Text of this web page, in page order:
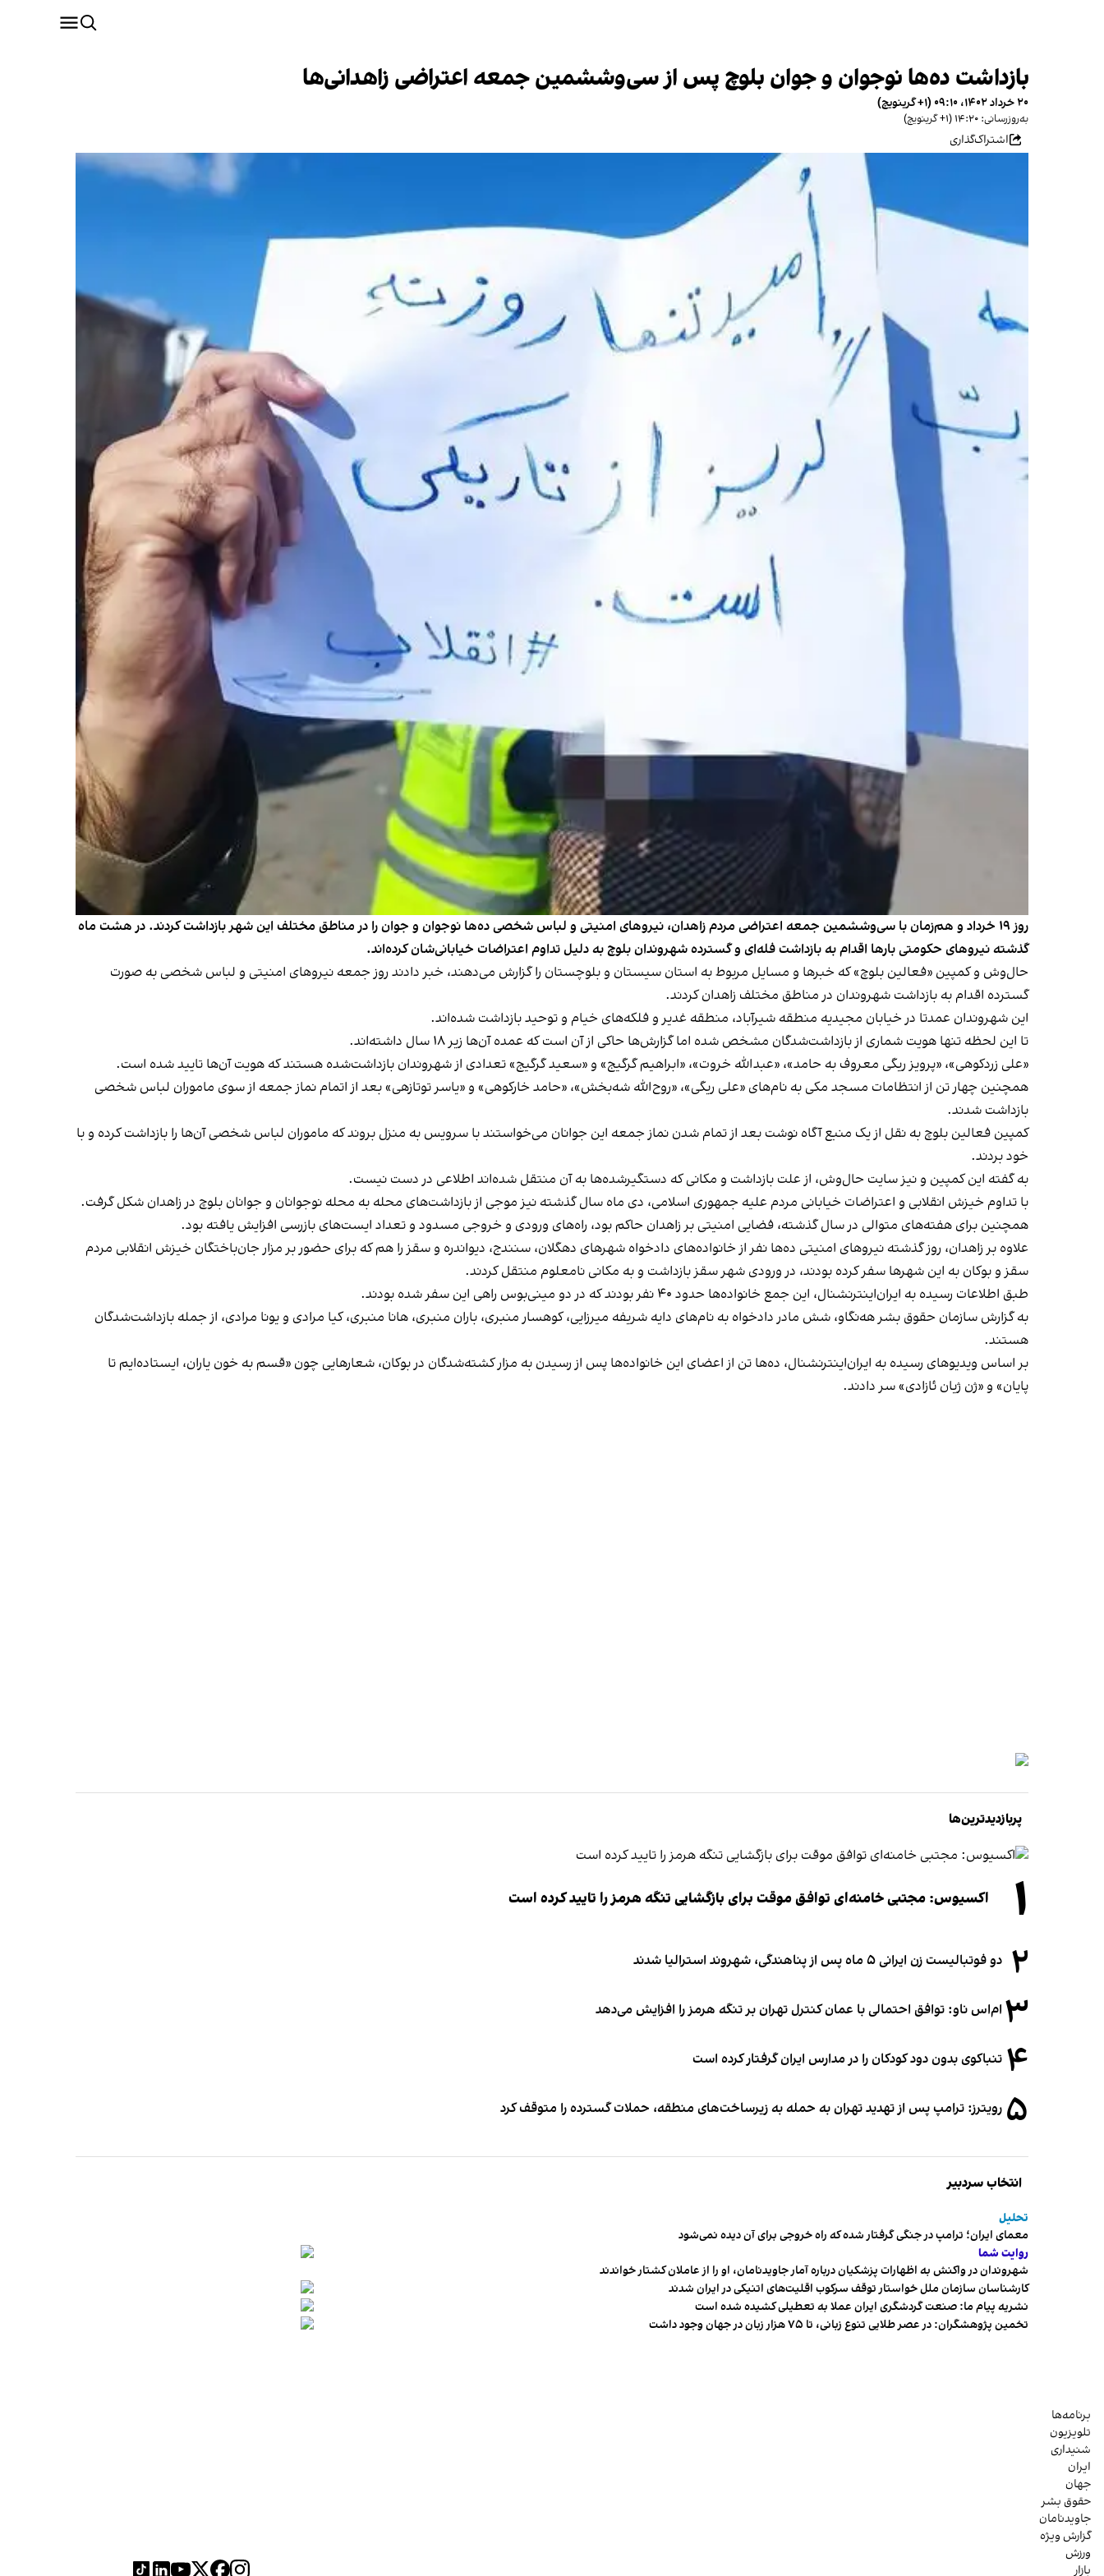
بازداشت ده‌ها نوجوان و جوان بلوچ پس از سی‌وششمین جمعه اعتراضی زاهدانی‌ها
۲۰ خرداد ۱۴۰۲، ۰۹:۱۰ (‎+۱ گرینویچ)
به‌روزرسانی: ۱۴:۲۰ (‎+۱ گرینویچ)
اشتراک‌گذاری
روز ۱۹ خرداد و هم‌زمان با سی‌وششمین جمعه اعتراضی مردم زاهدان، نیروهای امنیتی و لباس شخصی ده‌ها نوجوان و جوان را در مناطق مختلف این شهر بازداشت کردند. در هشت ماه
گذشته نیروهای حکومتی بارها اقدام به بازداشت فله‌ای و گسترده شهروندان بلوچ به دلیل تداوم اعتراضات خیابانی‌شان کرده‌اند.
حال‌وش و کمپین «فعالین بلوچ» که خبرها و مسایل مربوط به استان سیستان و بلوچستان را گزارش می‌دهند، خبر دادند روز جمعه نیروهای امنیتی و لباس شخصی به صورت
گسترده اقدام به بازداشت شهروندان در مناطق مختلف زاهدان کردند.
این شهروندان عمدتا در خیابان مجیدیه منطقه شیرآباد، منطقه غدیر و فلکه‌های خیام و توحید بازداشت شده‌اند.
تا این لحظه تنها هویت شماری از بازداشت‌شدگان مشخص شده اما گزارش‌ها حاکی از آن است که عمده آن‌ها زیر ۱۸ سال داشته‌اند.
«علی زردکوهی»، «پرویز ریگی معروف به حامد»، «عبدالله خروت»، «ابراهیم گرگیج» و «سعید گرگیج» تعدادی از شهروندان بازداشت‌شده هستند که هویت آن‌ها تایید شده است.
همچنین چهار تن از انتظامات مسجد مکی به نام‌های «علی ریگی»، «روح‌الله شه‌بخش»، «حامد خارکوهی» و «یاسر توتازهی» بعد از اتمام نماز جمعه از سوی ماموران لباس شخصی
بازداشت شدند.
کمپین فعالین بلوچ به نقل از یک منبع آگاه نوشت بعد از تمام شدن نماز جمعه این جوانان می‌خواستند با سرویس به منزل بروند که ماموران لباس شخصی آن‌ها را بازداشت کرده و با
خود بردند.
به گفته این کمپین و نیز سایت حال‌وش، از علت بازداشت و مکانی که دستگیرشده‌ها به آن منتقل شده‌اند اطلاعی در دست نیست.
با تداوم خیزش انقلابی و اعتراضات خیابانی مردم علیه جمهوری اسلامی، دی ماه سال گذشته نیز موجی از بازداشت‌های محله به محله نوجوانان و جوانان بلوچ در زاهدان شکل گرفت.
همچنین برای هفته‌های متوالی در سال گذشته، فضایی امنیتی بر زاهدان حاکم بود، راه‌های ورودی و خروجی مسدود و تعداد ایست‌های بازرسی افزایش یافته بود.
علاوه بر زاهدان، روز گذشته نیروهای امنیتی ده‌ها نفر از خانواده‌های دادخواه شهرهای دهگلان، سنندج، دیواندره و سقز را هم که برای حضور بر مزار جان‌باختگان خیزش انقلابی مردم
سقز و بوکان به این شهرها سفر کرده بودند، در ورودی شهر سقز بازداشت و به مکانی نامعلوم منتقل کردند.
طبق اطلاعات رسیده به ایران‌اینترنشنال، این جمع خانواده‌ها حدود ۴۰ نفر بودند که در دو مینی‌بوس راهی این سفر شده بودند.
به گزارش سازمان حقوق بشر هه‌نگاو، شش مادر دادخواه به نام‌های دایه شریفه میرزایی، کوهسار منبری، باران منبری، هانا منبری، کیا مرادی و یونا مرادی، از جمله بازداشت‌شدگان
هستند.
بر اساس ویدیوهای رسیده به ایران‌اینترنشنال، ده‌ها تن از اعضای این خانواده‌ها پس از رسیدن به مزار کشته‌شدگان در بوکان، شعارهایی چون «قسم به خون یاران، ایستاده‌ایم تا
پایان» و «ژن ژیان ئازادی» سر دادند.
پربازدیدترین‌ها
۱ اکسیوس: مجتبی خامنه‌ای توافق موقت برای بازگشایی تنگه هرمز را تایید کرده است
۲ دو فوتبالیست زن ایرانی ۵ ماه پس از پناهندگی، شهروند استرالیا شدند
۳ ام‌اس ناو: توافق احتمالی با عمان کنترل تهران بر تنگه هرمز را افزایش می‌دهد
۴ تنباکوی بدون دود کودکان را در مدارس ایران گرفتار کرده است
۵ رویترز: ترامپ پس از تهدید تهران به حمله به زیرساخت‌های منطقه، حملات گسترده را متوقف کرد
انتخاب سردبیر
تحلیل
معمای ایران؛ ترامپ در جنگی گرفتار شده که راه خروجی برای آن دیده نمی‌شود
روایت شما
شهروندان در واکنش به اظهارات پزشکیان درباره آمار جاویدنامان، او را از عاملان کشتار خواندند
کارشناسان سازمان ملل خواستار توقف سرکوب اقلیت‌های اتنیکی در ایران شدند
نشریه پیام ما: صنعت گردشگری ایران عملا به تعطیلی کشیده شده است
تخمین پژوهشگران: در عصر طلایی تنوع زبانی، تا ۷۵ هزار زبان در جهان وجود داشت
برنامه‌ها
تلویزیون
شنیداری
ایران
جهان
حقوق بشر
جاویدنامان
گزارش ویژه
ورزش
بازار